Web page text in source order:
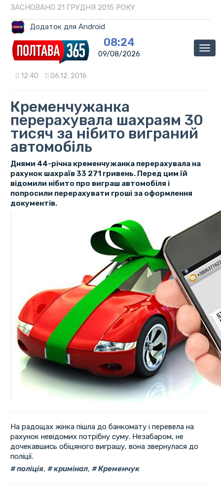
ЗАСНОВАНО 21 ГРУДНЯ 2015 РОКУ
Додаток для Android
08:24
09/08/2026
12:40 06.12. 2016
Кременчужанка
перерахувала шахраям 30
тисяч за нібито виграний
автомобіль
Днями 44-річна кременчужанка перерахувала на
рахунок шахраїв 33 271 гривень. Перед цим їй
відомили нібито про виграш автомобіля і
попросили перерахувати гроші за оформлення
документів.
На радощах жінка пішла до банкомату і перевела на
рахунок невідомих потрібну суму. Незабаром, не
дочекавшись обіцяного виграшу, вона звернулася до
поліції.
поліція, кримінал, Кременчук